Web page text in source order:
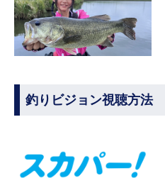
釣りビジョン視聴方法